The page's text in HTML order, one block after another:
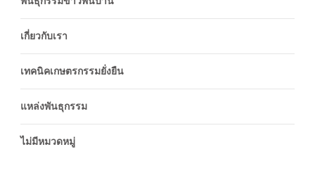
เกี่ยวกับเรา
เทคนิคเกษตรกรรมยั่งยืน
แหล่งพันธุกรรม
ไม่มีหมวดหมู่